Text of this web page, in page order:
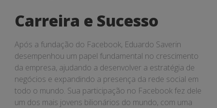
Carreira e Sucesso
Após a fundação do Facebook, Eduardo Saverin
desempenhou um papel fundamental no crescimento
da empresa, ajudando a desenvolver a estratégia de
negócios e expandindo a presença da rede social em
todo o mundo. Sua participação no Facebook fez dele
um dos mais jovens bilionários do mundo, com uma